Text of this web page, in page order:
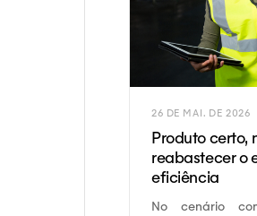
26 DE MAI. DE 2026
Produto certo,
reabastecer o
eficiência
No cenário